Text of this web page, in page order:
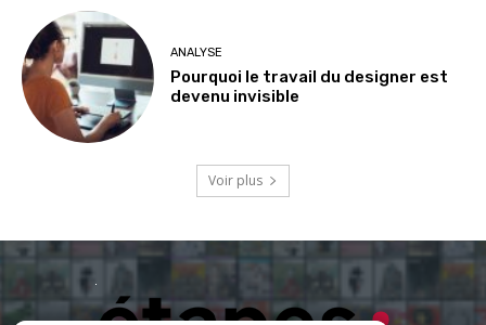
ANALYSE
Pourquoi le travail du designer est
devenu invisible
Voir plus